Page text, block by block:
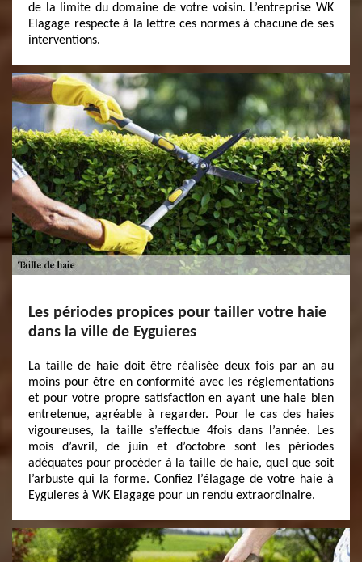
de la limite du domaine de votre voisin. L’entreprise WK
Elagage respecte à la lettre ces normes à chacune de ses
interventions.
Les périodes propices pour tailler votre haie
dans la ville de Eyguieres
La taille de haie doit être réalisée deux fois par an au
moins pour être en conformité avec les réglementations
et pour votre propre satisfaction en ayant une haie bien
entretenue, agréable à regarder. Pour le cas des haies
vigoureuses, la taille s’effectue 4fois dans l’année. Les
mois d’avril, de juin et d’octobre sont les périodes
adéquates pour procéder à la taille de haie, quel que soit
l’arbuste qui la forme. Confiez l’élagage de votre haie à
Eyguieres à WK Elagage pour un rendu extraordinaire.